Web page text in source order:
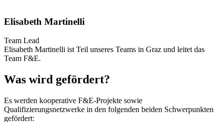
Elisabeth Martinelli
Team Lead
Elisabeth Martinelli ist Teil unseres Teams in Graz und leitet das
Team F&E.
Was wird gefördert?
Es werden kooperative F&E-Projekte sowie
Qualifizierungsnetzwerke in den folgenden beiden Schwerpunkten
gefördert: